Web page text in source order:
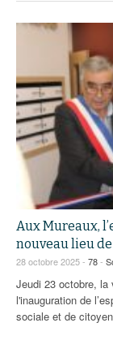
Aux Mureaux,
nouveau lieu
28 octobre 2025 - 78-
Jeudi 23 octobre, la
l'inauguration de
sociale et de